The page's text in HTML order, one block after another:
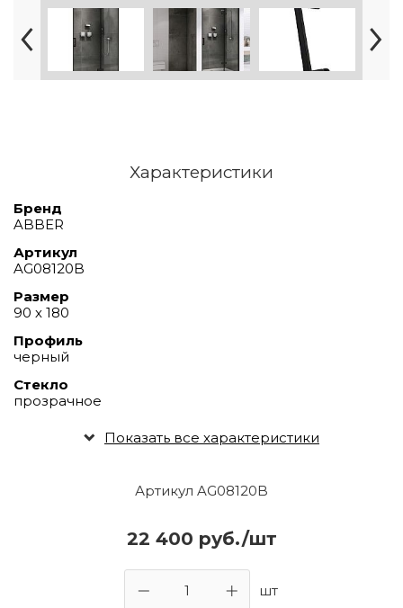
Артикул AG08120B
22 400 руб./шт
шт
Характеристики
Бренд
ABBER
Артикул
AG08120B
Размер
90 х 180
Профиль
черный
Стекло
прозрачное
Показать все характеристики